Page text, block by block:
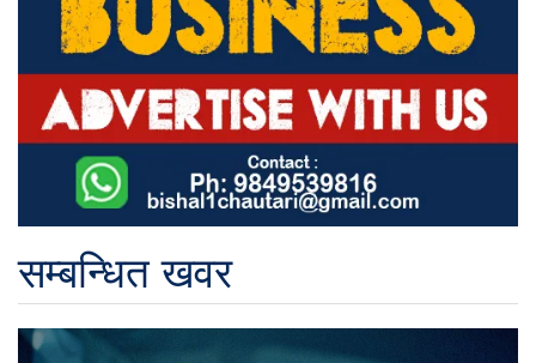
सम्बन्धित खवर